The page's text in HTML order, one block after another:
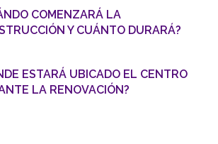
COMENZARÁ LA
Y CUÁNTO DURARÁ?
ESTARÁ UBICADO EL CENTRO
LA RENOVACIÓN?